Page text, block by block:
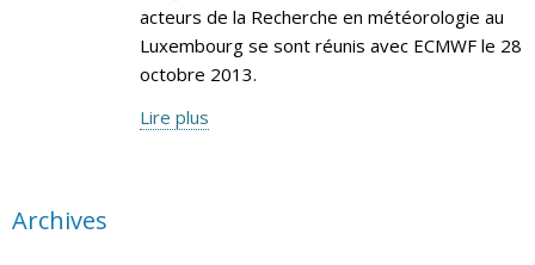
acteurs de la Recherche en météorologie au
Luxembourg se sont réunis avec ECMWF le 28
octobre 2013.
Lire plus
Archives